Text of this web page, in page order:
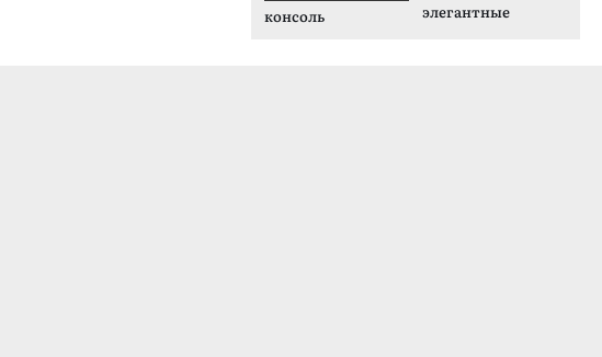
консоль
элегантные